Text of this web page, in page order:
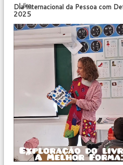
Dia Internacional da Pessoa com
2025